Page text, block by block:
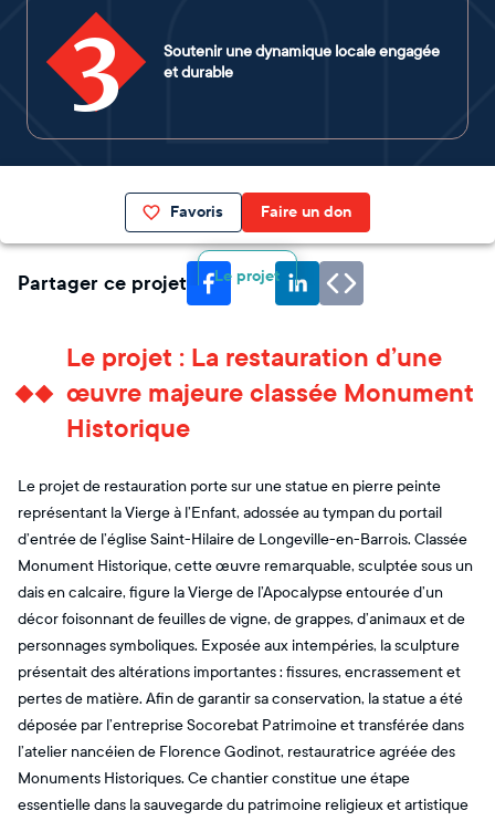
3
Soutenir une dynamique locale engagée
et durable
Favoris Faire un don
Le projet
Partager ce projet
Le projet : La restauration d’une
œuvre majeure classée Monument
Historique
Le projet de restauration porte sur une statue en pierre peinte
représentant la Vierge à l’Enfant, adossée au tympan du portail
d’entrée de l’église Saint-Hilaire de Longeville-en-Barrois. Classée
Monument Historique, cette œuvre remarquable, sculptée sous un
dais en calcaire, figure la Vierge de l’Apocalypse entourée d’un
décor foisonnant de feuilles de vigne, de grappes, d’animaux et de
personnages symboliques. Exposée aux intempéries, la sculpture
présentait des altérations importantes : fissures, encrassement et
pertes de matière. Afin de garantir sa conservation, la statue a été
déposée par l’entreprise Socorebat Patrimoine et transférée dans
l’atelier nancéien de Florence Godinot, restauratrice agréée des
Monuments Historiques. Ce chantier constitue une étape
essentielle dans la sauvegarde du patrimoine religieux et artistique